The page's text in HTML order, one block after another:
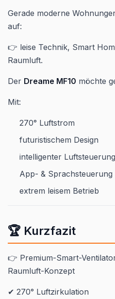
Gerade moderne
auf:
👉 leise Technik, Smart
Raumluft.
Der Dreame MF10 möchte
Mit:
270° Luftstrom
futuristischem Design
intelligenter Luftsteuerung
App- & Sprachsteuerung
extrem leisem Betrieb
🏆 Kurzfazit
👉 Premium-Smart-
Raumluft-Konzept
✔ 270° Luftzirkulation